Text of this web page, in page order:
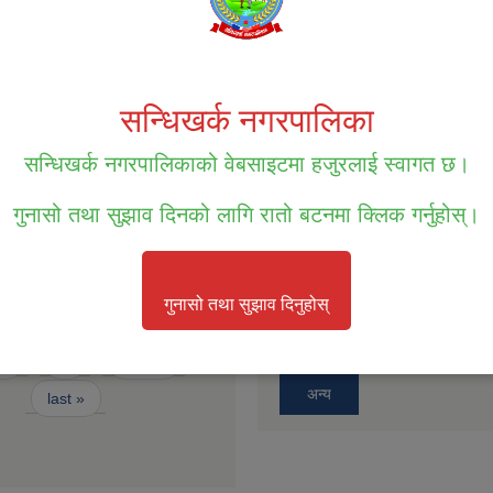
त्रैसासिक भत्ता विवरण आ.व.
लागि दरखास्त फाराम
कार्य सम्पादन मूल्याङ्कन
last »
सम्पत्ति तथा जिन्सी मालसामान लिलाम
बोलपत्र आव्हानको सूचना ।
बोलपत्र स्विकृतिको लागी छनोट
बोलपत्र स्वीकृतिको लागि छनौट
अन्य
सन्धिखर्क नगरपालिका
सन्धिखर्क नगरपालिकाको वेबसाइटमा हजुरलाई स्वागत छ।
गुनासो तथा सुझाव दिनको लागि रातो बटनमा क्लिक गर्नुहोस्।
गुनासो तथा सुझाव दिनुहोस्